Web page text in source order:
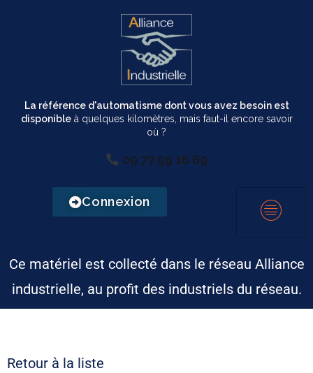
La référence d'automatisme dont vous avez besoin est
disponibleà quelques kilomètres, mais faut-il encore savoir
où ?
09 77 99 16 69
Connexion
Ce matériel est collecté dans le réseau Alliance
industrielle, au profit des industriels du réseau.
Retour à la liste